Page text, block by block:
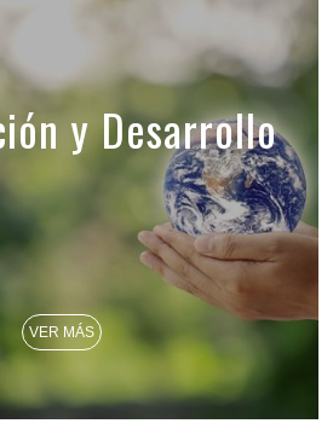
y Desarrollo
VER MÁS